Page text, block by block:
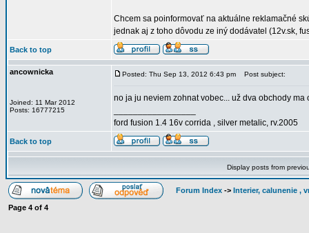
Chcem sa poinformovať na aktuálne reklamačné
jednak aj z toho dôvodu ze iný dodávatel (12v.sk,
Back to top
ancownicka
Joined: 11 Mar 2012
Posts: 16777215
Posted: Thu Sep 13, 2012 6:43 pm Post subject:
no ja ju neviem zohnat vobec... už dva obchody
ford fusion 1.4 16v corrida , silver metalic, rv.2005
Back to top
Display posts from
Forum Index -> Interier, calunenie ,
Page 4 of 4